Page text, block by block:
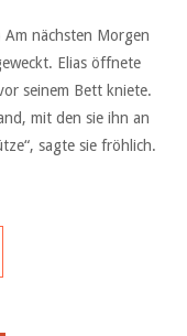
nächsten Morgen
Elias öffnete
seinem Bett kniete.
mit den sie ihn an
sagte sie fröhlich.